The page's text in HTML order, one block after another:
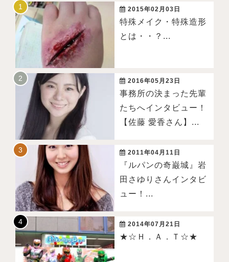
2015年02月03日
特殊メイク・特殊造形
とは・・？...
2016年05月23日
事務所の決まった先輩
たちへインタビュー！
【佐藤 愛香さん】...
2011年04月11日
『ルパンの奇巌城』岩
田さゆりさんインタビ
ュー！...
2014年07月21日
★☆Ｈ．Ａ．Ｔ☆★